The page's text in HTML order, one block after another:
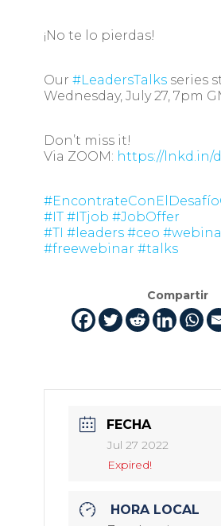
¡No te lo pierdas!
Our #LeadersTalksseries
Wednesday, July 27, 7pm
Don’t miss it!
Via ZOOM: https://lnkd.in/
#IT #ITjob #JobOffer
#TI #leaders #ceo
#freewebinar #talks
Compartir
FECHA
Jul 27 2022
Expired!
HORA LOCAL